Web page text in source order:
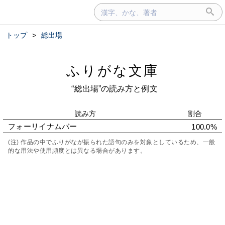
トップ > 総出場
ふりがな文庫
“総出場”の読み方と例文
読み方 割合
フォーリイナムバー 100.0%
(注) 作品の中でふりがなが振られた語句のみを対象としているため、一般
的な用法や使用頻度とは異なる場合があります。